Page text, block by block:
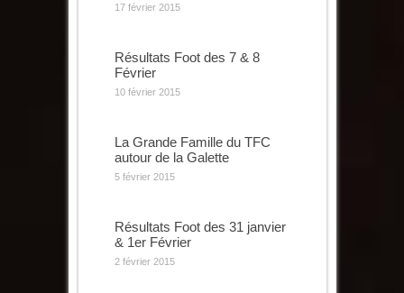
17 février 2015
Résultats Foot des 7 & 8
Février
10 février 2015
La Grande Famille du TFC
autour de la Galette
5 février 2015
Résultats Foot des 31 janvier
& 1er Février
2 février 2015